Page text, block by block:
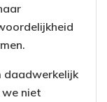
daadwerkelijk
we niet